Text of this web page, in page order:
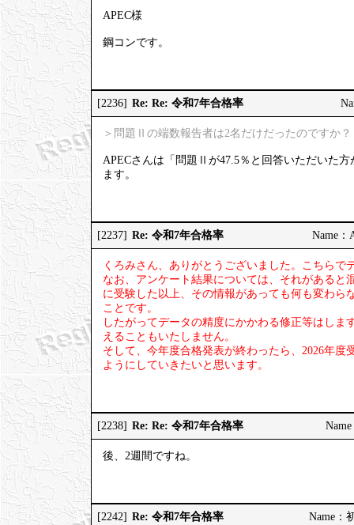
APEC様
鋼コンです。
[2236] Re: Re: 令和7年合格率
＞問題Ⅱの端数報告者は2名だけだったのですか？
APECさんは「問題Ⅱが47.5％と回答いただいた
ます。
[2237] Re: 令和7年合格率 Name：
くろみさん、ありがとうございました。こちらで
なお、アンケート結果については、それがある
に受験した以上、その情報があっても何も変わ
ことです。
したがってデータの精度にかかわる修正等はし
えることもいたしません。
そして、今年度合格発表が終わったら、2026年
ようにしていきたいと思います。
[2238] Re: Re: 令和7年合格率
後、2週間ですね。
[2242] Re: 令和7年合格率 Name：